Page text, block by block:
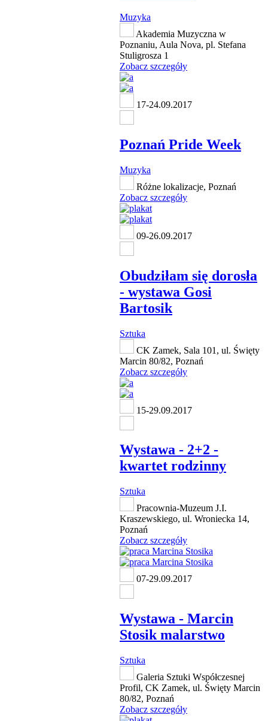
Muzyka
Akademia Muzyczna w
Poznaniu, Aula Nova, pl. Stefana
Stuligrosza 1
Zobacz szczegóły
17-24.09.2017
Poznań Pride Week
Muzyka
Różne lokalizacje, Poznań
Zobacz szczegóły
09-26.09.2017
Obudziłam się dorosła
- wystawa Gosi
Bartosik
Sztuka
CK Zamek, Sala 101, ul. Święty
Marcin 80/82, Poznań
Zobacz szczegóły
15-29.09.2017
Wystawa - 2+2 -
kwartet rodzinny
Sztuka
Pracownia-Muzeum J.I.
Kraszewskiego, ul. Wroniecka 14,
Poznań
Zobacz szczegóły
07-29.09.2017
Wystawa - Marcin
Stosik malarstwo
Sztuka
Galeria Sztuki Współczesnej
Profil, CK Zamek, ul. Święty Marcin
80/82, Poznań
Zobacz szczegóły